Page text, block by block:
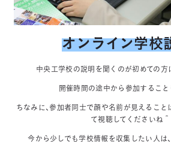
オンライン学校
中央工学校の説明を聞くのが初めての方
開催時間の途中から参加すること
ちなみに、参加者同士で顔や名前が見えること
て視聴してくださいね＾
今から少しでも学校情報を収集したい人は